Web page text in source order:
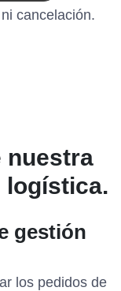
cancelación.
nuestra
logística.
gestión
los pedidos de